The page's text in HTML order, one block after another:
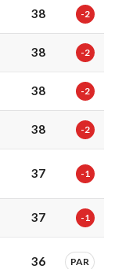
38 -2
38 -2
38 -2
38 -2
37 -1
37 -1
36 PAR